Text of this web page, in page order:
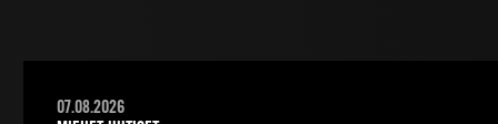
07.08.2026